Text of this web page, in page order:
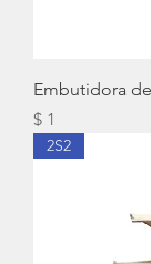
Embutidora
Precio
$ 1
2S2